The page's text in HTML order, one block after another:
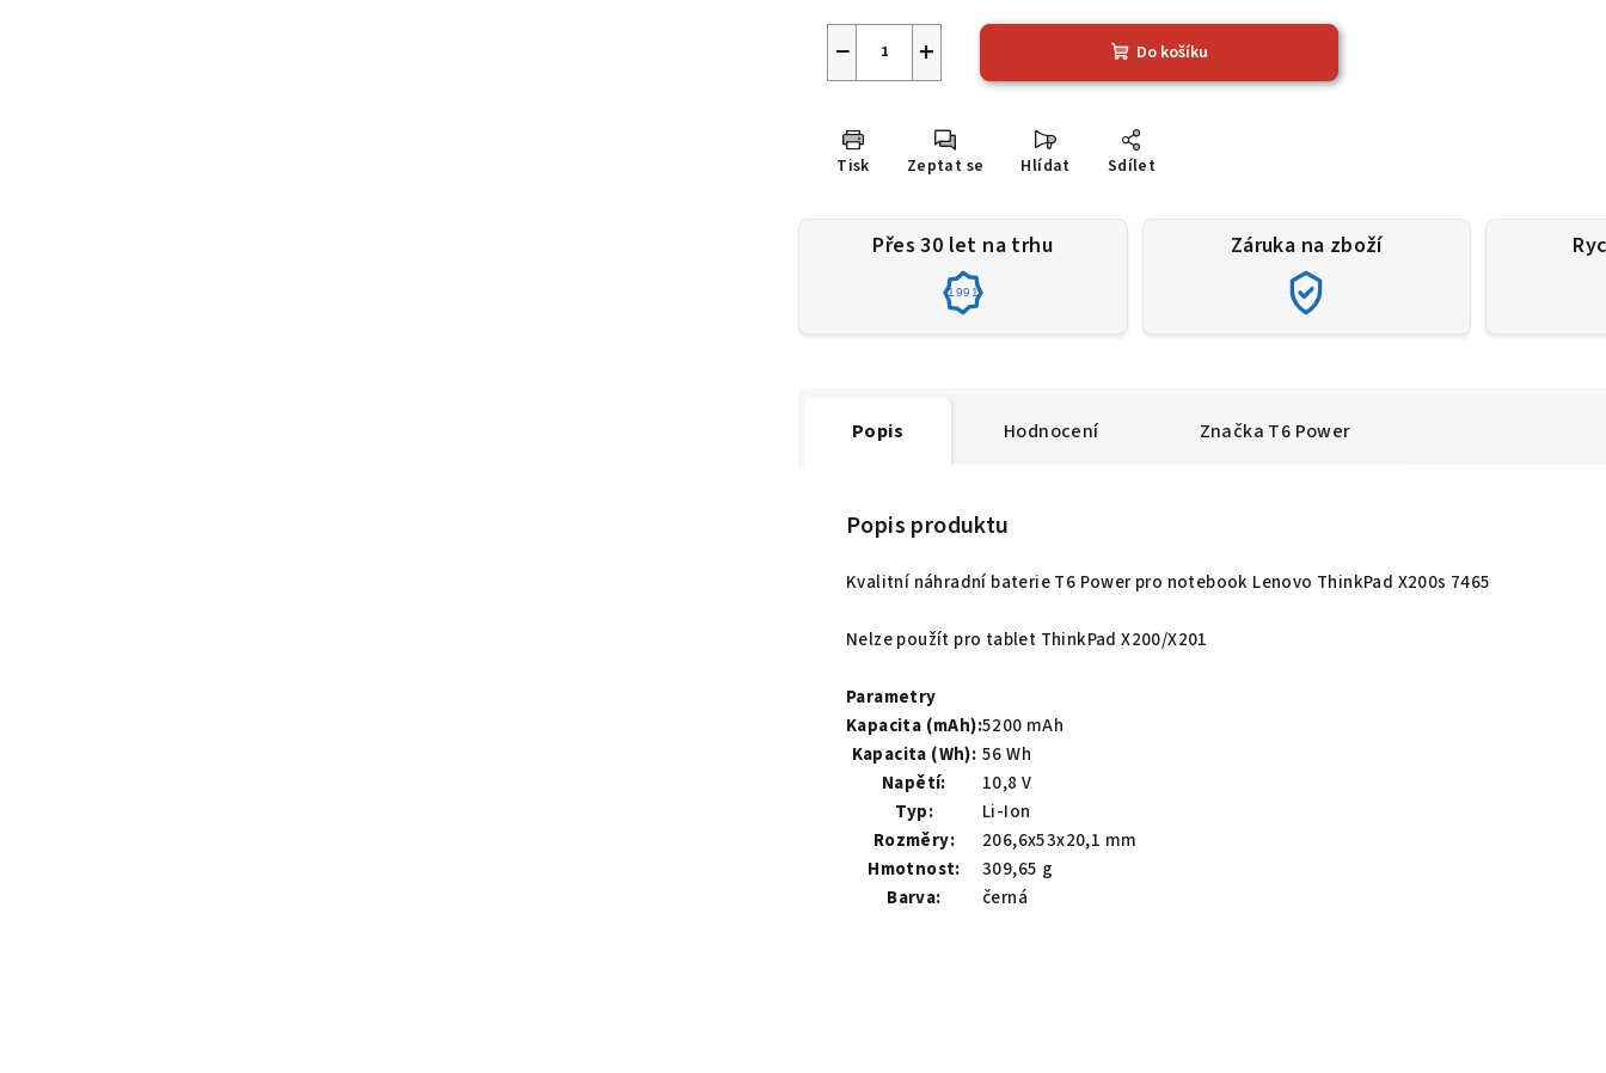
+
− Do košíku
Tisk Zeptat se Hlídat Sdílet
Přes 30 let na trhu
1991
Záruka na zboží
Popis Hodnocení Značka T6 Power
Popis produktu
Kvalitní náhradní baterie T6 Power pro notebook Lenovo ThinkPad X200s 7465
Nelze použít pro tablet ThinkPad X200/X201
Parametry
Kapacita (mAh):5200 mAh
Kapacita (Wh): 56 Wh
Napětí:
10,8 V
Typ:
Li-Ion
Rozměry:
206,6x53x20,1 mm
Hmotnost:
309,65 g
Barva:
černá